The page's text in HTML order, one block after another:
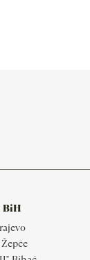
BiH